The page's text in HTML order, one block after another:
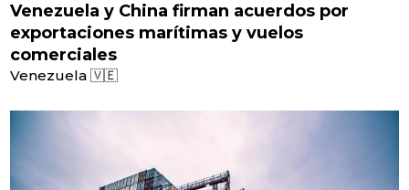
Venezuela y China firman acuerdos por
exportaciones marítimas y vuelos
comerciales
Venezuela 🇻🇪